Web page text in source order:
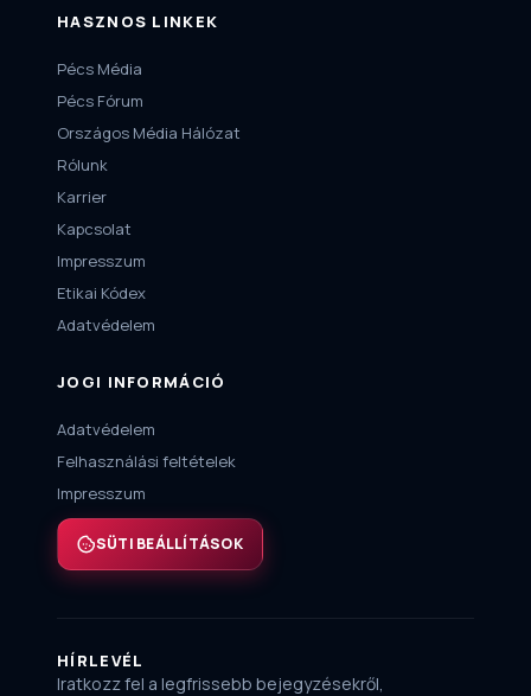
HASZNOS LINKEK
Pécs Média
Pécs Fórum
Országos Média Hálózat
Rólunk
Karrier
Kapcsolat
Impresszum
Etikai Kódex
Adatvédelem
JOGI INFORMÁCIÓ
Adatvédelem
Felhasználási feltételek
Impresszum
SÜTI BEÁLLÍTÁSOK
HÍRLEVÉL
Iratkozz fel a legfrissebb bejegyzésekről,